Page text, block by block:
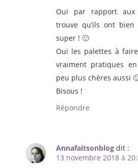
Oui par rapport aux
trouve qu’ils ont bien
super ! 🙂
Oui les palettes à
vraiment pratiques
peu plus chères aussi
Bisous !
Répondre
Annafaitsonblog dit :
13 novembre 2018 à